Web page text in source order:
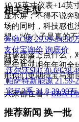
10.25英寸仪表+14英
显示屏；不得不说奔
场的同时，科技感也
想：“你小子是真的
好像还落下点什么，
年年底或明年年初全
那你们更期待宝马新
大家都在看：BBA中
相关车型
奔驰C级 29.99-34.56
支付宝询价 询底价
网友还看了
沃尔沃S60 30.69-
帕萨特新能源 21.59-
宝马3系 31.8-39.99万
推荐新闻 换一批